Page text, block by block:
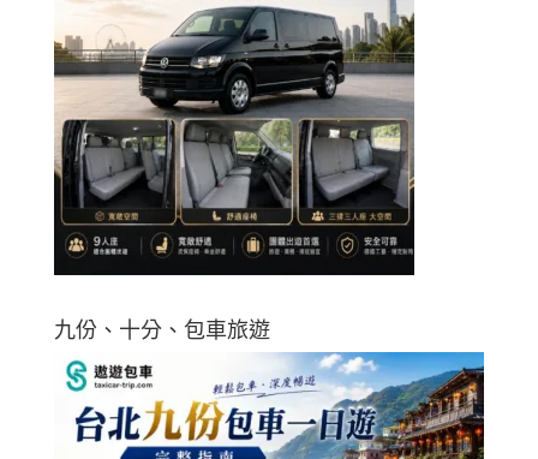
九份、十分、包車旅遊